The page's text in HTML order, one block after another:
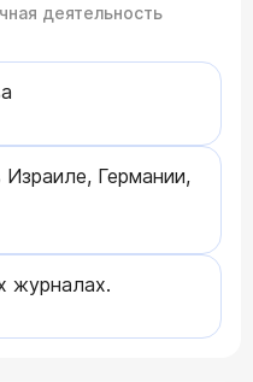
деятельность
Германии,
журналах.